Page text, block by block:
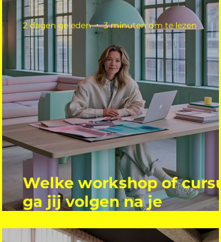
Welke workshop of
ga jij volgen na je
2 dagen geleden 3 minuten om te lezen